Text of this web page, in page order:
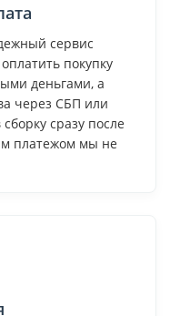
сервис
покупку
деньгами, а
через СБП или
сразу после
платежом мы не